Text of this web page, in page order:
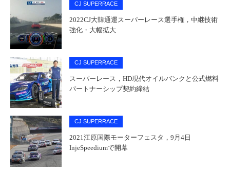
CJ SUPERRACE
2022CJ大韓通運スーパーレース選手権，中継技術
強化・大幅拡大
CJ SUPERRACE
スーパーレース，HD現代オイルバンクと公式燃料
パートナーシップ契約締結
CJ SUPERRACE
2021江原国際モーターフェスタ，9月4日
InjeSpeediumで開幕